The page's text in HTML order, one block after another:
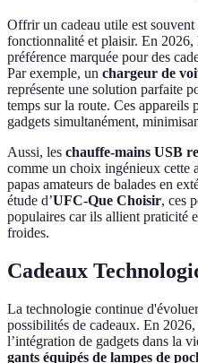
Offrir un cadeau utile est
fonctionnalité et plaisir. En 2026,
préférence marquée pour des
Par exemple, un chargeur de
représente une solution parfaite
temps sur la route. Ces appareils
gadgets simultanément,
Aussi, les chauffe-mains USB
comme un choix ingénieux cette
papas amateurs de balades en
étude d’UFC-Que Choisir, ces
populaires car ils allient praticité
froides.
Cadeaux
La technologie continue
possibilités de cadeaux. En
l’intégration de gadgets dans la
gants équipés de lampes de